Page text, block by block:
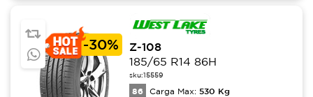
-30%
Z-108
185/65 R14 86H
sku:15559
86 Carga Max: 530 Kg